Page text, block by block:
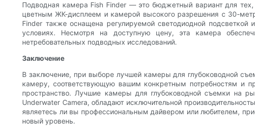
Подводная камера Fish Finder — это бюджетный вариант для
цветным ЖК-дисплеем и камерой высокого разрешения с 30-
Finder также оснащена регулируемой светодиодной подсветкой
условиях. Несмотря на доступную цену, эта камера
нетребовательных подводных исследований.
Заключение
В заключение, при выборе лучшей камеры для глубоководной
камеру, соответствующую вашим конкретным потребностям и
пространство. Лучшие камеры для глубоководной съемки на
Underwater Camera, обладают исключительной
являетесь ли вы профессиональным дайвером или любителем,
новый уровень.